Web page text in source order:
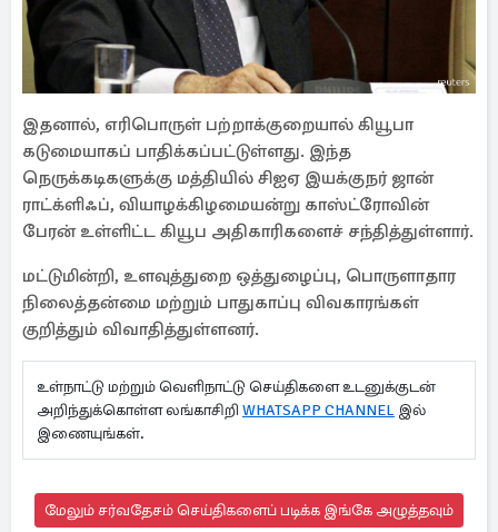
இதனால், எரிபொருள் பற்றாக்குறையால் கியூபா
கடுமையாகப் பாதிக்கப்பட்டுள்ளது. இந்த
நெருக்கடிகளுக்கு மத்தியில் சிஐஏ இயக்குநர் ஜான்
ராட்க்ளிஃப், வியாழக்கிழமையன்று காஸ்ட்ரோவின்
பேரன் உள்ளிட்ட கியூப அதிகாரிகளைச் சந்தித்துள்ளார்.
மட்டுமின்றி, உளவுத்துறை ஒத்துழைப்பு, பொருளாதார
நிலைத்தன்மை மற்றும் பாதுகாப்பு விவகாரங்கள்
குறித்தும் விவாதித்துள்ளனர்.
உள்நாட்டு மற்றும் வெளிநாட்டு செய்திகளை உடனுக்குடன்
அறிந்துக்கொள்ள லங்காசிறி WHATSAPP CHANNEL இல்
இணையுங்கள்.
மேலும் சர்வதேசம் செய்திகளைப் படிக்க இங்கே அழுத்தவும்